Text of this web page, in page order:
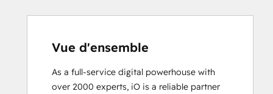
Email Marketing Certification
Frictionless Sales
HubSpot Architecture I: Data Models and
APIs
Vue d'ensemble
As a full-service digital powerhouse with
over 2000 experts, iO is a reliable partner